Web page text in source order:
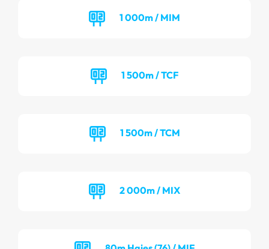
1 000m / MIM
1 500m / TCF
1 500m / TCM
2 000m / MIX